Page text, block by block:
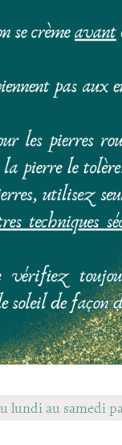
au samedi